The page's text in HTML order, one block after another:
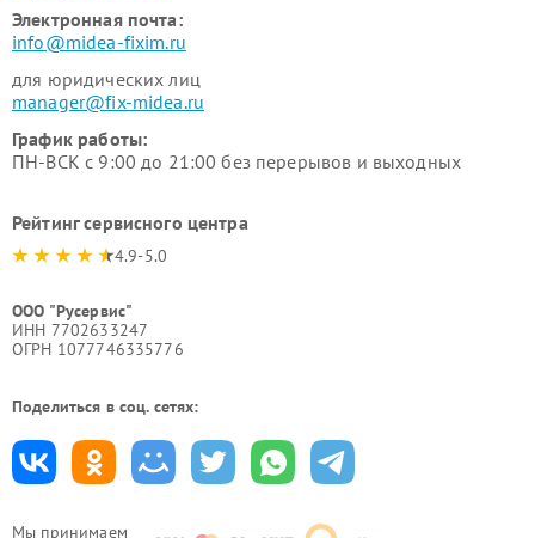
Мы принимаем
Электронная почта:
info@midea-fixim.ru
для юридических лиц
manager@fix-midea.ru
График работы:
ПН-ВСК с 9:00 до 21:00 без перерывов и выходных
Рейтинг сервисного центра
4.9-5.0
ООО "Русервис"
ИНН 7702633247
ОГРН 1077746335776
Поделиться в соц. сетях: